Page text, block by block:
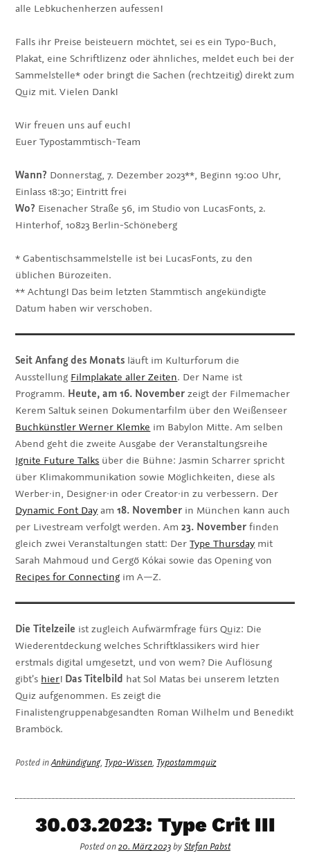
alle Lebkuchenherzen aufessen!
Falls ihr Preise beisteuern möchtet, sei es ein Typo-Buch,
Plakat, eine Schriftlizenz oder ähnliches, meldet euch bei der
Sammelstelle* oder bringt die Sachen (rechtzeitig) direkt zum
Quiz mit. Vielen Dank!
Wir freuen uns auf euch!
Euer Typostammtisch-Team
Wann? Donnerstag, 7. Dezember 2023**, Beginn 19:00 Uhr,
Einlass 18:30; Eintritt frei
Wo? Eisenacher Straße 56, im Studio von LucasFonts, 2.
Hinterhof, 10823 Berlin-Schöneberg
* Gabentischsammelstelle ist bei LucasFonts, zu den
üblichen Bürozeiten.
** Achtung! Das beim letzten Stammtisch angekündigte
Datum haben wir verschoben.
Seit Anfang des Monats läuft im Kulturforum die
Ausstellung Filmplakate aller Zeiten. Der Name ist
Programm. Heute, am 16. November zeigt der Filmemacher
Kerem Saltuk seinen Dokumentarfilm über den Weißenseer
Buchkünstler Werner Klemke im Babylon Mitte. Am selben
Abend geht die zweite Ausgabe der Veranstaltungsreihe
Ignite Future Talks über die Bühne: Jasmin Scharrer spricht
über Klimakommunikation sowie Möglichkeiten, diese als
Werber·in, Designer·in oder Creator·in zu verbessern. Der
Dynamic Font Day am18. November in München kann auch
per Livestream verfolgt werden. Am23. November finden
gleich zwei Veranstaltungen statt: DerType Thursday mit
Sarah Mahmoud und Gergő Kókai sowie das Opening von
Recipes for Connecting im A—Z.
Die Titelzeile ist zugleich Aufwärmfrage fürs Quiz: Die
Wiederentdeckung welches Schriftklassikers wird hier
erstmals digital umgesetzt, und von wem? Die Auflösung
gibt’s hier! Das Titelbild hat Sol Matas bei unserem letzten
Quiz aufgenommen. Es zeigt die
Finalistengruppenabgesandten Roman Wilhelm und Benedikt
Bramböck.
Posted inAnkündigung, Typo-Wissen, Typostammquiz
30.03.2023: Type Crit III
Posted on20. März 2023byStefan Pabst